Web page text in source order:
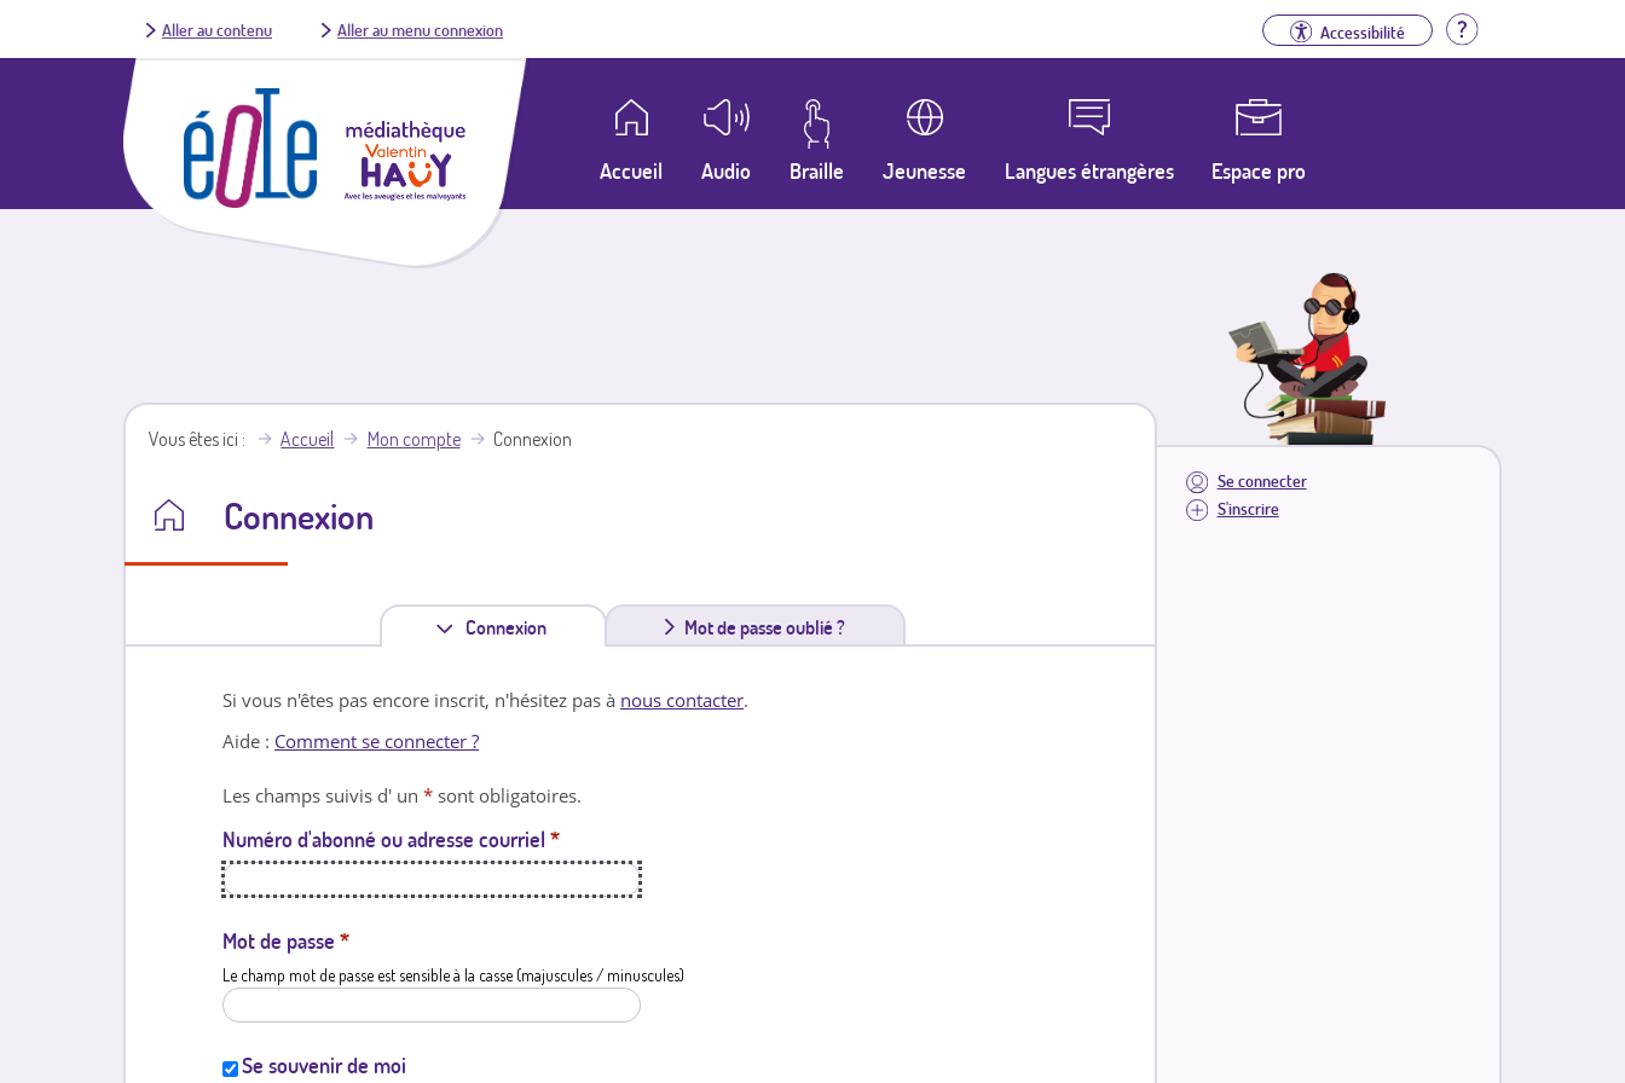
Aller au contenu Aller au menu connexion Accessibilité Aide
Accueil Audio Braille Jeunesse Langues étrangères Espace pro
Se connecter
S'inscrire
Vous êtes ici Accueil Mon compte Connexion
Connexion
Connexion
n
l
e
Mot de passe oublié ?
Si vous n'êtes pas encore inscrit, n'hésitez pas à nous contacter.
Aide : Comment se connecter ?
Les champs suivis d' un * sont obligatoires.
Numéro d'abonné ou adresse courriel *
Mot de passe *
Le champ mot de passe est sensible à la casse (majuscules / minuscules)
Se souvenir de moi